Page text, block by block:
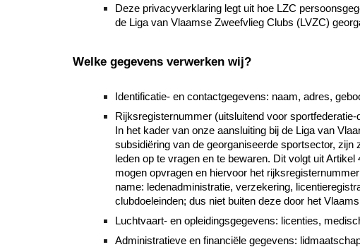
Deze privacyverklaring legt uit hoe LZC
de Liga van Vlaamse Zweefvlieg Clubs (LVZC)
Welke gegevens verwerken wij?
Identificatie- en contactgegevens: naam, adres,
Rijksregisternummer (uitsluitend voor sportfederatie-
In het kader van onze aansluiting bij de Liga van
subsidiëring van de georganiseerde sportsector,
leden op te vragen en te bewaren. Dit volgt uit
mogen opvragen en hiervoor het
name: ledenadministratie, verzekering,
clubdoeleinden; dus niet buiten deze door het
Luchtvaart- en opleidingsgegevens: licenties,
Administratieve en financiële gegevens: